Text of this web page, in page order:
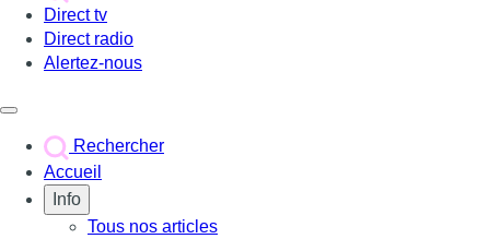
Direct tv
Direct radio
Alertez-nous
Rechercher
Accueil
Info
Tous nos articles